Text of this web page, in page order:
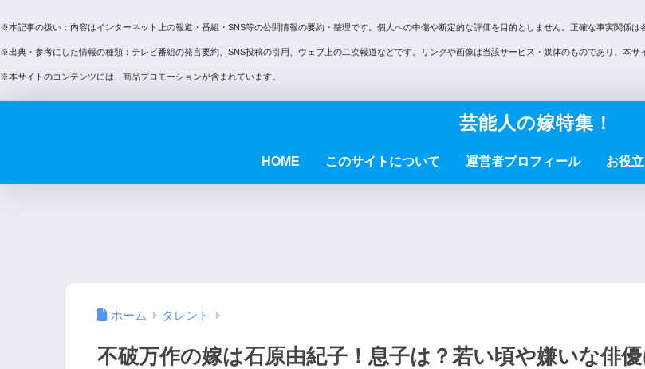
※本記事の扱い：内容はインターネット上の報道・番組・SNS等の公開情報の要約・整理です。個人への中傷や断定的な評価を目的としません。正確な事実関係は
※出典・参考にした情報の種類：テレビ番組の発言要約、SNS投稿の引用、ウェブ上の二次報道などです。リンクや画像は当該サービス・媒体のものであり、本サ
※本サイトのコンテンツには、商品プロモーションが含まれています。
芸能人の嫁特集！
HOME このサイトについて 運営者プロフィール お役
ホーム タレント
不破万作の嫁は石原由紀子！息子は？若い頃や嫌いな俳